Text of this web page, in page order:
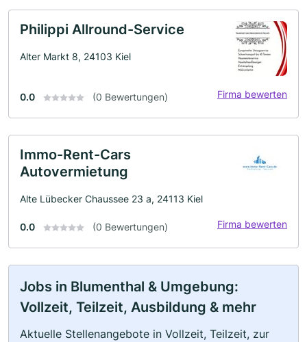
Philippi Allround-Service
Alter Markt 8, 24103 Kiel
0.0 (0 Bewertungen) Firma bewerten
Immo-Rent-Cars
Autovermietung
Alte Lübecker Chaussee 23 a, 24113 Kiel
0.0 (0 Bewertungen) Firma bewerten
Jobs in Blumenthal & Umgebung:
Vollzeit, Teilzeit, Ausbildung & mehr
Aktuelle Stellenangebote in Vollzeit, Teilzeit, zur